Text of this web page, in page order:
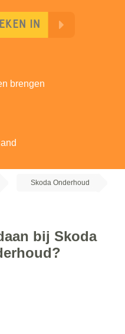
brengen
Skoda Onderhoud
bij Skoda